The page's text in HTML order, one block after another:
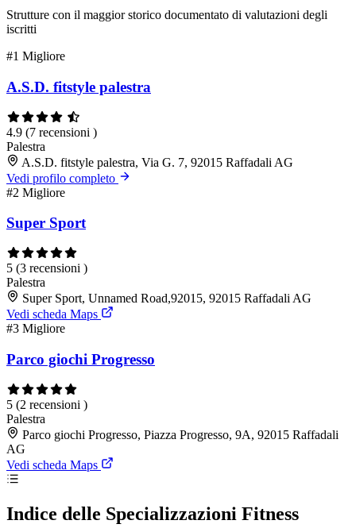
Strutture con il maggior storico documentato di valutazioni degli
iscritti
#1 Migliore
A.S.D. fitstyle palestra
4.9 (7 recensioni )
Palestra
A.S.D. fitstyle palestra, Via G. 7, 92015 Raffadali AG
Vedi profilo completo
#2 Migliore
Super Sport
5 (3 recensioni )
Palestra
Super Sport, Unnamed Road,92015, 92015 Raffadali AG
Vedi scheda Maps
#3 Migliore
Parco giochi Progresso
5 (2 recensioni )
Palestra
Parco giochi Progresso, Piazza Progresso, 9A, 92015 Raffadali
AG
Vedi scheda Maps
Indice delle Specializzazioni Fitness